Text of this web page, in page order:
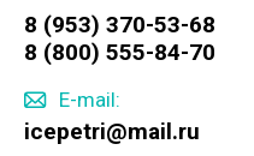
8 (953) 370-53-68
8 (800) 555-84-70
E-mail:
icepetri@mail.ru